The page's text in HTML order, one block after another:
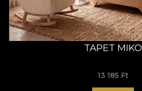
TAPET MIKO
13 185 Ft